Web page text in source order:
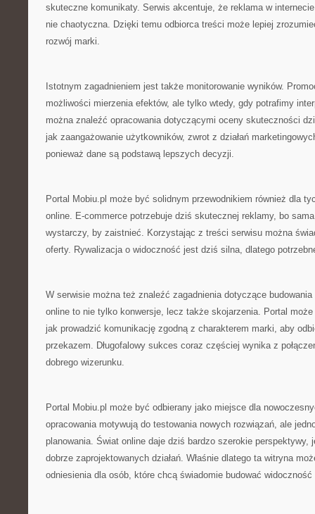
skuteczne komunikaty. Serwis akcentuje, że reklama w
nie chaotyczna. Dzięki temu odbiorca treści może lepiej
rozwój marki.
Istotnym zagadnieniem jest także monitorowanie wyników.
możliwości mierzenia efektów, ale tylko wtedy, gdy potrafimy
można znaleźć opracowania dotyczącymi oceny skuteczności
jak zaangażowanie użytkowników, zwrot z działań
ponieważ dane są podstawą lepszych decyzji.
Portal Mobiu.pl może być solidnym przewodnikiem również dla
online. E-commerce potrzebuje dziś skutecznej reklamy, bo
wystarczy, by zaistnieć. Korzystając z treści serwisu można
oferty. Rywalizacja o widoczność jest dziś silna, dlatego
W serwisie można też znaleźć zagadnienia dotyczące
online to nie tylko konwersje, lecz także skojarzenia. Portal
jak prowadzić komunikację zgodną z charakterem marki, aby
przekazem. Długofalowy sukces coraz częściej wynika z
dobrego wizerunku.
Portal Mobiu.pl może być odbierany jako miejsce dla
opracowania motywują do testowania nowych rozwiązań, ale
planowania. Świat online daje dziś bardzo szerokie perspektywy,
dobrze zaprojektowanych działań. Właśnie dlatego ta witryna
odniesienia dla osób, które chcą świadomie budować